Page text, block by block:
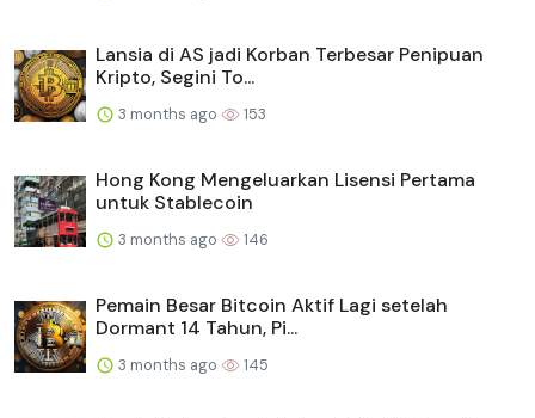
Lansia di AS jadi Korban Terbesar Penipuan
Kripto, Segini To...
3 months ago 153
Hong Kong Mengeluarkan Lisensi Pertama
untuk Stablecoin
3 months ago 146
Pemain Besar Bitcoin Aktif Lagi setelah
Dormant 14 Tahun, Pi...
3 months ago 145